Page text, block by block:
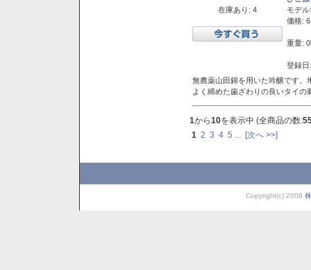
在庫あり: 4
モデル:
価格:
重量:
登録
無農薬山田錦を用いた吟醸です
よく締めた歯ざわりの良いタイ
1から10を表示中 (全商品の数:
1 2 3 4 5 [次へ >>]
Copyright(c) 2008